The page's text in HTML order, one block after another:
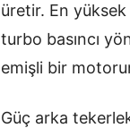
üretir. En
turbo basıncı
emişli bir
Güç arka